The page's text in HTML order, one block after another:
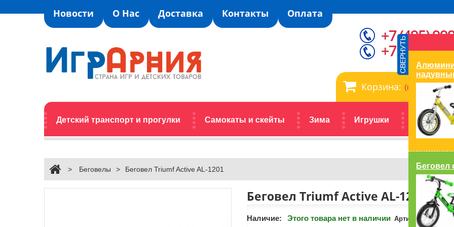
Новости О Нас Доставка Контакты Оплата
Корзина: (пусто)
Детский транспорт и прогулки Самокаты и скейты Зима Игрушки
+7 (495)
+7 (929)
> Беговелы > Беговел Triumf Active AL-1201
Беговел Triumf Active AL-1201
Наличие: Этого товара нет в наличии Артикул: AL-1201
Беговел